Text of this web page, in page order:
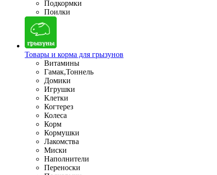
Подкормки
Поилки
Товары и корма для грызунов
Витамины
Гамак,Тоннель
Домики
Игрушки
Клетки
Когтерез
Колеса
Корм
Кормушки
Лакомства
Миски
Наполнители
Переноски